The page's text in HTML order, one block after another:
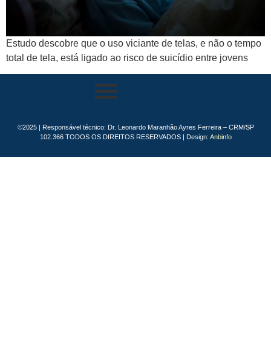
Estudo descobre que o uso viciante de telas, e não o tempo
total de tela, está ligado ao risco de suicídio entre jovens
©2025 | Responsável técnico: Dr. Leonardo Maranhão Ayres Ferreira – CRM/SP
102.366 TODOS OS DIREITOS RESERVADOS | Design: Anbinfo